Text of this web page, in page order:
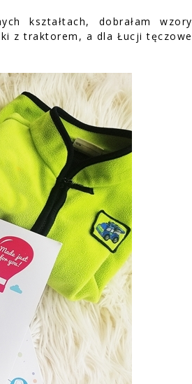
kształtach, dobrałam wzory
z traktorem, a dla Łucji tęczowe